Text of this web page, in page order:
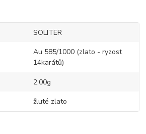
SOLITER
Au 585/1000 (zlato - ryzost
14karátů)
2,00g
žluté zlato